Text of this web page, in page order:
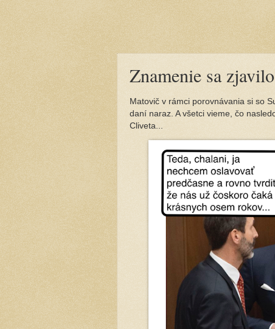
Znamenie sa zjavilo
Matovič v rámci porovnávania si so
daní naraz. A všetci vieme, čo
Cliveta...